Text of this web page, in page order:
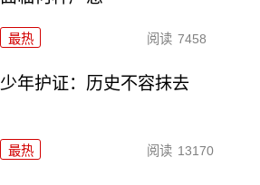
最热 阅读 7458
少年护证：历史不容抹去
最热 阅读 13170